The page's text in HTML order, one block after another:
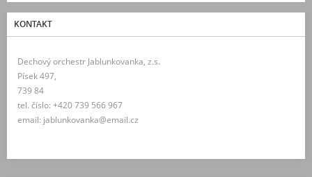
KONTAKT
Dechový orchestr Jablunkovanka, z.s.
Písek 497,
739 84
tel. číslo: +420 739 566 967
email: jablunkovanka@email.cz